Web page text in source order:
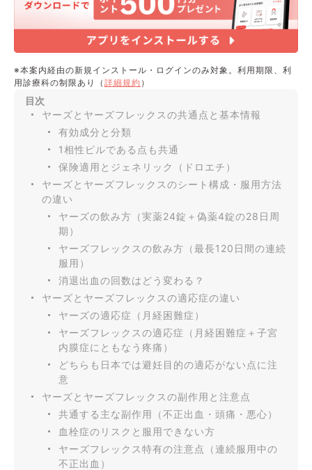
※本案内経由の新規インストール・ログインのみ対象。利用期限、利
用診療科の制限あり（ 詳細規約 ）
目次
ヤーズとヤーズフレックスの共通点と基本情報
有効成分と分類
1相性ピルである点も共通
保険適用とジェネリック（ドロエチ）
ヤーズとヤーズフレックスのシート構成・服用方法
の違い
ヤーズの飲み方（実薬24錠＋偽薬4錠の28日周
期）
ヤーズフレックスの飲み方（最長120日間の連続
服用）
消退出血の回数はどう変わる？
ヤーズとヤーズフレックスの適応症の違い
ヤーズの適応症（月経困難症）
ヤーズフレックスの適応症（月経困難症＋子宮
内膜症にともなう疼痛）
どちらも日本では避妊目的の適応がない点に注
意
ヤーズとヤーズフレックスの副作用と注意点
共通する主な副作用（不正出血・頭痛・悪心）
血栓症のリスクと服用できない方
ヤーズフレックス特有の注意点（連続服用中の
不正出血）